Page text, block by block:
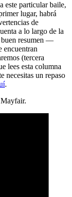
este particular baile,
lugar, habrá
de
a lo largo de la
resumen —
encuentran
(tercera
lees esta columna
necesitas un repaso
.